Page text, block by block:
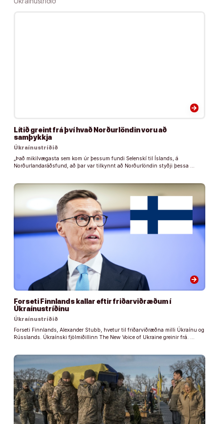
arrow_forward
Lítið greint frá því hvað Norðurlöndin voru að
samþykkja
Úkraínustríðið
„Það mikilvægasta sem kom úr þessum fundi Selenskí til Íslands, á
Norðurlandaráðsfund, að þar var tilkynnt að Norðurlöndin styðji þessa …
arrow_forward
Forseti Finnlands kallar eftir friðarviðræðum í
Úkraínustríðinu
Úkraínustríðið
Forseti Finnlands, Alexander Stubb, hvetur til friðarviðræðna milli Úkraínu og
Rússlands. Úkraínski fjölmiðillinn The New Voice of Ukraine greinir frá. …